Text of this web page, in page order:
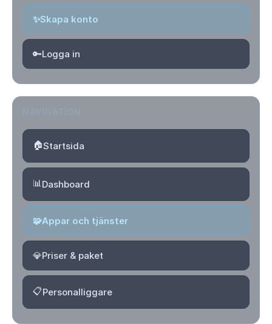
✨Skapa konto
🔑Logga in
🏠Startsida
📊Dashboard
🧩Appar och tjänster
💎Priser & paket
📋Personalliggare